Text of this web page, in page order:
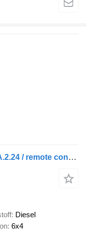
MAN TGS 26.420 6x4 / Fassi F215A.2.24 / remote control / Rotator / p
Diesel
6x4